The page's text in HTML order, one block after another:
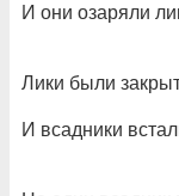
И они озаряли
Лики были
И всадники